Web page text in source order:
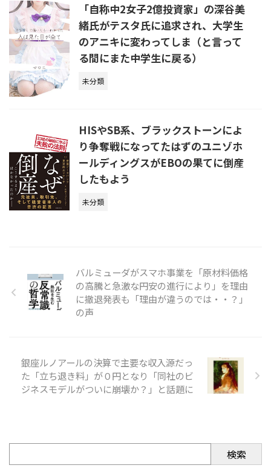
「自称中2女子2億投資家」の深谷美
緒氏がテスタ氏に追求され、大学生
のアニキに変わってしま（と言って
る間にまた中学生に戻る）
未分類
HISやSB系、ブラックストーンによ
り争奪戦になってたはずのユニゾホ
ールディングスがEBOの果てに倒産
したもよう
未分類
バルミューダがスマホ事業を「原材料価格
の高騰と急激な円安の進行により」を理由
に撤退発表も「理由が違うのでは・・？」
の声
銀座ルノアールの決算で主要な収入源だっ
た「立ち退き料」が０円となり「同社のビ
ジネスモデルがついに崩壊か？」と話題に
検索